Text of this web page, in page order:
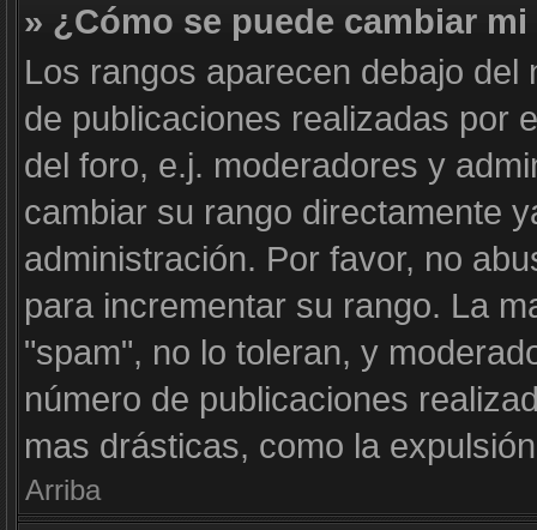
» ¿Cómo se puede cambiar
Los rangos aparecen debajo
de publicaciones realizadas por
del foro, e.j. moderadores y
cambiar su rango directamente
administración. Por favor, no
para incrementar su rango. La
"spam", no lo toleran, y
número de publicaciones
mas drásticas, como la
Arriba